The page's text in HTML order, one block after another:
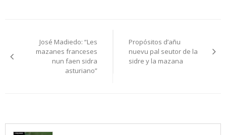
pelos
artículos
José Madiedo: “Les
mazanes franceses
nun faen sidra
asturiano”
Propósitos d’añu
nuevu pal seutor de la
sidre y la mazana